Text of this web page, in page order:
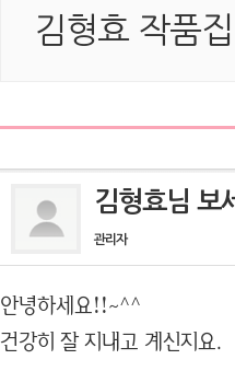
김형효 작품집
김형효님
관리자
안녕하세요!!~^^
건강히 잘 지내고 계신지요.